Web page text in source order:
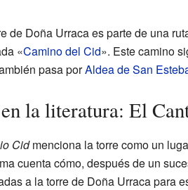
de Doña Urraca es parte de una
«Camino del Cid». Este camino
pasa porAldea de San
la literatura: El
Cidmenciona la torre como un
cuenta cómo, después de un
a la torre de Doña Urraca para